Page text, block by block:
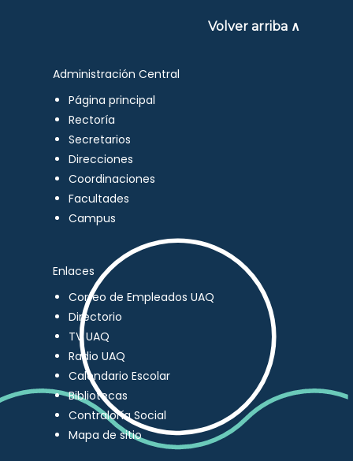
Volver arriba ∧
Administración Central
Página principal
Rectoría
Secretarios
Direcciones
Coordinaciones
Facultades
Campus
Enlaces
Correo de Empleados UAQ
Directorio
TV UAQ
Radio UAQ
Calendario Escolar
Bibliotecas
Contraloría Social
Mapa de sitio